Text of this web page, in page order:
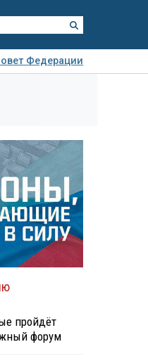
Федерации
пройдёт
форум